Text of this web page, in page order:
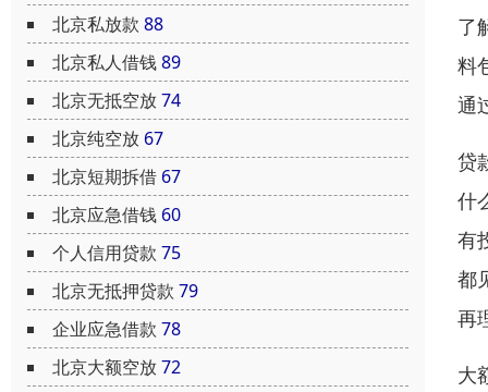
北京私放款 88
北京私人借钱89
北京无抵空放74
北京纯空放 67
北京短期拆借 67
北京应急借钱 60
个人信用贷款 75
北京无抵押贷款 79
企业应急借款 78
北京大额空放72
了
料
通
贷
什
有
都
再
大